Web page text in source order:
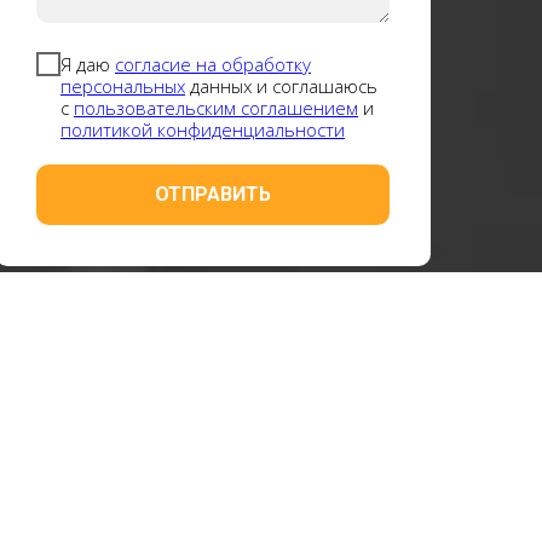
Я даю согласие на обработку
персональных данных и соглашаюсь
с пользовательским соглашением и
политикой конфиденциальности
ОТПРАВИТЬ